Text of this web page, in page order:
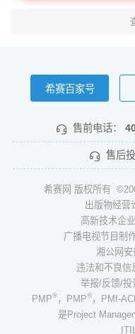
希赛百家号
售前电话：
售后
希赛网 版权所有
出版物经营
高新技术企
广播电视节目制
湘公网安
违法和不良信
举报/反馈/投
PMP®，PMP®，PMI-
是Project